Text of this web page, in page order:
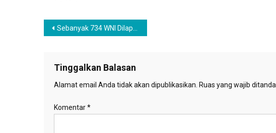
Navigasi
Sebanyak 734 WNI Dilaporkan Terpapar Corona di Luar Negeri
Tinggalkan Balasan
Alamat email Anda tidak akan dipublikasikan. Ruas yang wajib
Komentar*